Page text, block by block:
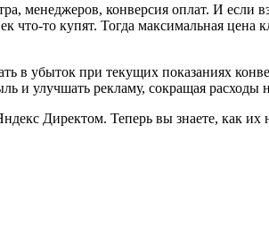
менеджеров, конверсия оплат. И если
что-то купят. Тогда максимальная
в убыток при текущих показаниях
и улучшать рекламу, сокращая расходы
Директом. Теперь вы знаете, как